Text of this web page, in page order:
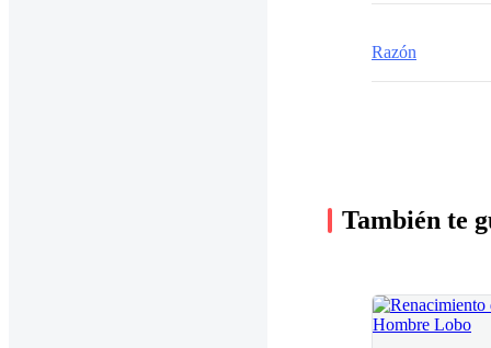
Razón
También te